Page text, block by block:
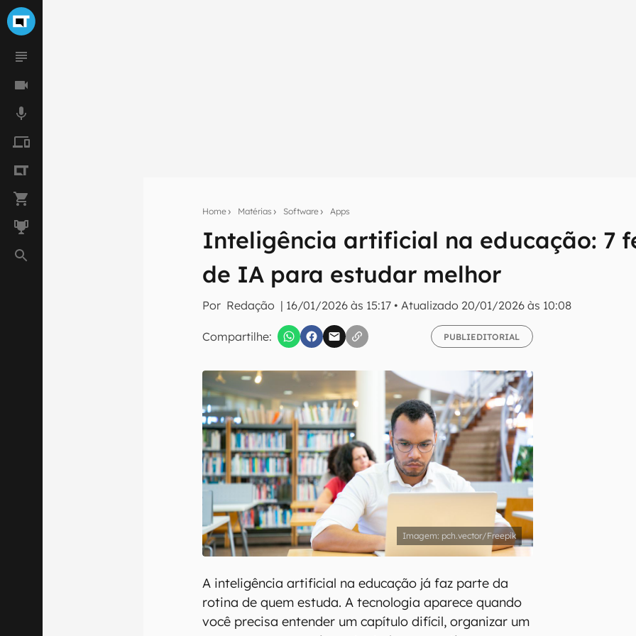
Home Matérias Software Apps
Inteligência artificial na educação: 7
de IA para estudar melhor
Por Redação | 16/01/2026 às 15:17 •Atualizado 20/01/2026 às 10:08
Compartilhe: PUBLIEDITORIAL
Seu resumo inteligente do mundo tech!
Assine a newsletter do Canaltech e receba notícias e reviews sobre tecnologia
inscreva-se
Confirmo que li, aceito e concordo com os Termos de Uso e Política de Privacidade do
pch.vector/Freepik
A inteligência artificial na educação já faz parte da
rotina de quem estuda. A tecnologia aparece quando
você precisa entender um capítulo difícil, organizar um